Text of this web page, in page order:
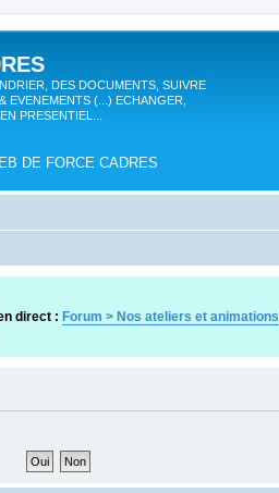
DES DOCUMENTS, SUIVRE
EVENEMENTS (...) ECHANGER,
PRESENTIEL...
DE FORCE CADRES
direct : Forum > Nos ateliers et animations